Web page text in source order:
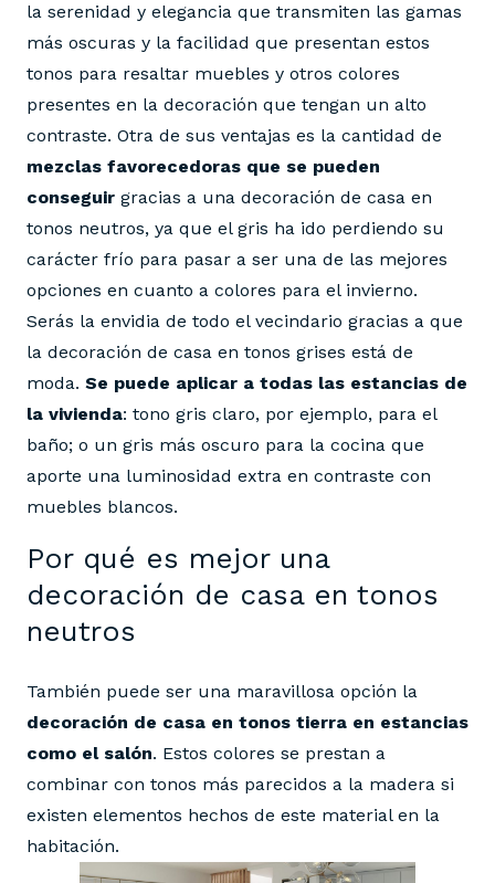
la serenidad y elegancia que transmiten las gamas
más oscuras y la facilidad que presentan estos
tonos para resaltar muebles y otros colores
presentes en la decoración que tengan un alto
contraste. Otra de sus ventajas es la cantidad de
mezclas favorecedoras que se pueden
conseguir gracias a una decoración de casa en
tonos neutros, ya que el gris ha ido perdiendo su
carácter frío para pasar a ser una de las mejores
opciones en cuanto a colores para el invierno.
Serás la envidia de todo el vecindario gracias a que
la decoración de casa en tonos grises está de
moda. Se puede aplicar a todas las estancias de
la vivienda: tono gris claro, por ejemplo, para el
baño; o un gris más oscuro para la cocina que
aporte una luminosidad extra en contraste con
muebles blancos.
Por qué es mejor una
decoración de casa en tonos
neutros
También puede ser una maravillosa opción la
decoración de casa en tonos tierra en estancias
como el salón. Estos colores se prestan a
combinar con tonos más parecidos a la madera si
existen elementos hechos de este material en la
habitación.